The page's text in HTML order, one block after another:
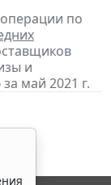
по
и
май 2021 г.